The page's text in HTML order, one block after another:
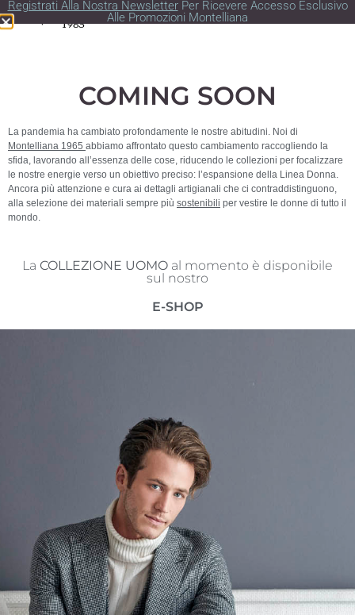
COMING SOON
La pandemia ha cambiato profondamente le nostre abitudini. Noi di
Montelliana 1965 abbiamo affrontato questo cambiamento raccogliendo la
sfida, lavorando all’essenza delle cose, riducendo le collezioni per focalizzare
le nostre energie verso un obiettivo preciso: l’espansione della Linea Donna.
Ancora più attenzione e cura ai dettagli artigianali che ci contraddistinguono,
alla selezione dei materiali sempre più sostenibili per vestire le donne di tutto il
mondo.
La COLLEZIONE UOMO al momento è disponibile
sul nostro
E-SHOP
Registrati Alla Nostra NewsletterPer Ricevere Accesso Esclusivo
Alle Promozioni Montelliana